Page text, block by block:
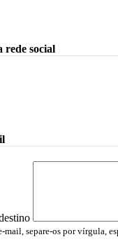
rede social
mail, separe-os por vírgula,